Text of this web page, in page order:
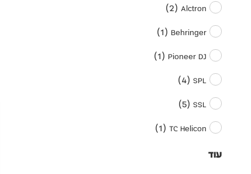
Alctron
(
2
)
Behringer
(
1
)
Pioneer DJ
(
1
)
SPL
(
4
)
SSL
(
5
)
TC Helicon
(
1
)
עוד